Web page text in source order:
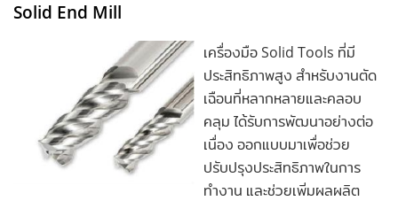
Solid End Mill
เครื่องมือ Solid Tools ที่มี
ประสิทธิภาพสูง สำหรับงานตัด
เฉือนที่หลากหลายและคลอบ
คลุม ได้รับการพัฒนาอย่างต่อ
เนื่อง ออกแบบมาเพื่อช่วย
ปรับปรุงประสิทธิภาพในการ
ทำงาน และช่วยเพิ่มผลผลิต